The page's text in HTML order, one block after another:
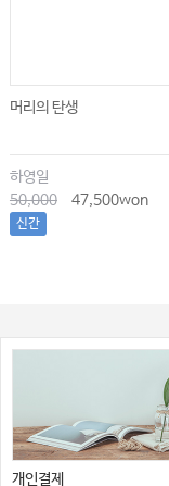
머리의 탄생
하영일
50,000
47,500won
신간
개인결제